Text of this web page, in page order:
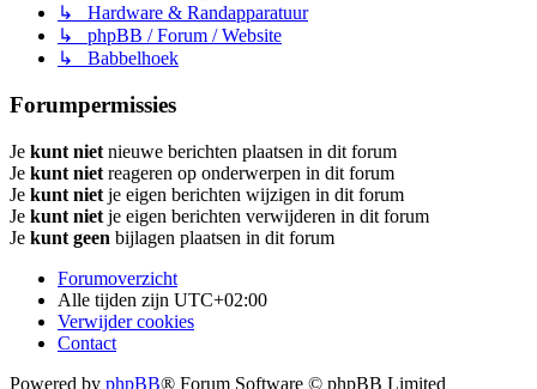
↳ Hardware & Randapparatuur
↳ phpBB / Forum / Website
↳ Babbelhoek
Forumpermissies
Je kunt niet nieuwe berichten plaatsen in dit forum
Je kunt niet reageren op onderwerpen in dit forum
Je kunt niet je eigen berichten wijzigen in dit forum
Je kunt niet je eigen berichten verwijderen in dit forum
Je kunt geen bijlagen plaatsen in dit forum
Forumoverzicht
Alle tijden zijn UTC+02:00
Verwijder cookies
Contact
Powered by phpBB® Forum Software © phpBB Limited